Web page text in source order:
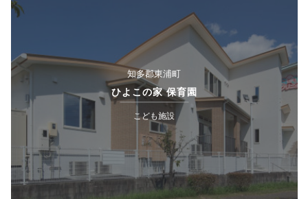
知多郡東浦町
ひよこの家 保育園
こども施設